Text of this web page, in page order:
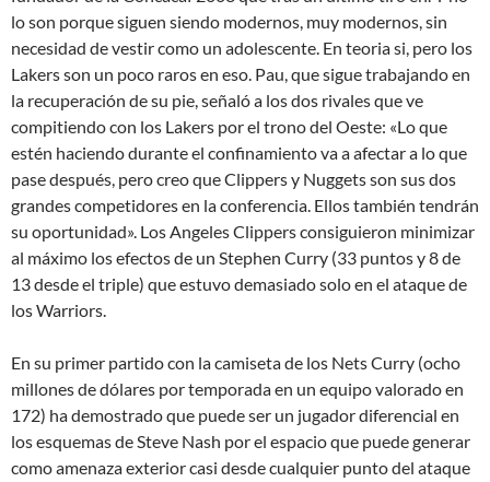
lo son porque siguen siendo modernos, muy modernos, sin
necesidad de vestir como un adolescente. En teoria si, pero los
Lakers son un poco raros en eso. Pau, que sigue trabajando en
la recuperación de su pie, señaló a los dos rivales que ve
compitiendo con los Lakers por el trono del Oeste: «Lo que
estén haciendo durante el confinamiento va a afectar a lo que
pase después, pero creo que Clippers y Nuggets son sus dos
grandes competidores en la conferencia. Ellos también tendrán
su oportunidad». Los Angeles Clippers consiguieron minimizar
al máximo los efectos de un Stephen Curry (33 puntos y 8 de
13 desde el triple) que estuvo demasiado solo en el ataque de
los Warriors.
En su primer partido con la camiseta de los Nets Curry (ocho
millones de dólares por temporada en un equipo valorado en
172) ha demostrado que puede ser un jugador diferencial en
los esquemas de Steve Nash por el espacio que puede generar
como amenaza exterior casi desde cualquier punto del ataque